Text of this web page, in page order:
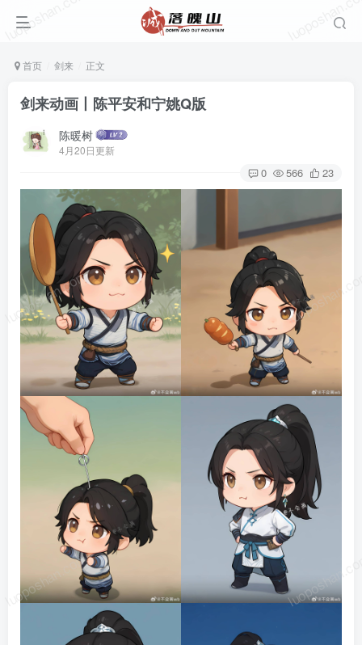
首页 剑来 正文
剑来动画丨陈平安和宁姚Q版
陈暖树
4月20日更新
0 566 23
luoposhan.com
luoposhan.com
luoposhan.com